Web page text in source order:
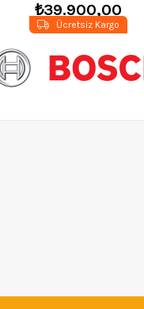
₺39.900,00
Ücretsiz Kargo